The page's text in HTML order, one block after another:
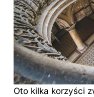
Oto kilka korzyści